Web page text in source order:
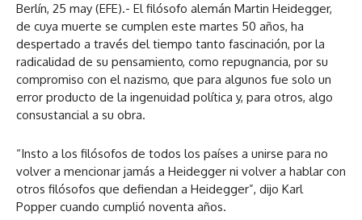
Berlín, 25 may (EFE).- El filósofo alemán Martin Heidegger,
de cuya muerte se cumplen este martes 50 años, ha
despertado a través del tiempo tanto fascinación, por la
radicalidad de su pensamiento, como repugnancia, por su
compromiso con el nazismo, que para algunos fue solo un
error producto de la ingenuidad política y, para otros, algo
consustancial a su obra.
“Insto a los filósofos de todos los países a unirse para no
volver a mencionar jamás a Heidegger ni volver a hablar con
otros filósofos que defiendan a Heidegger”, dijo Karl
Popper cuando cumplió noventa años.